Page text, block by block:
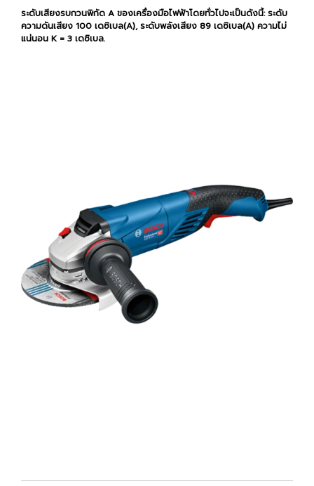
ระดับเสียงรบกวนพิกัด A ของเครื่องมือไฟฟ้าโดยทั่วไปจะเป็นดังนี้: ระดับ
ความดันเสียง 100 เดซิเบล(A), ระดับพลังเสียง 89 เดซิเบล(A) ความไม่
แน่นอน K = 3 เดซิเบล.